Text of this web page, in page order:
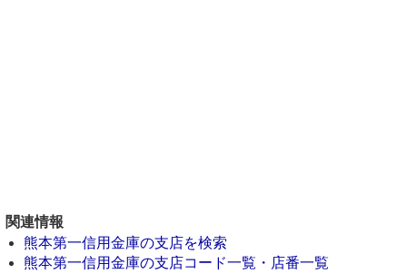
関連情報
熊本第一信用金庫の支店を検索
熊本第一信用金庫の支店コード一覧・店番一覧